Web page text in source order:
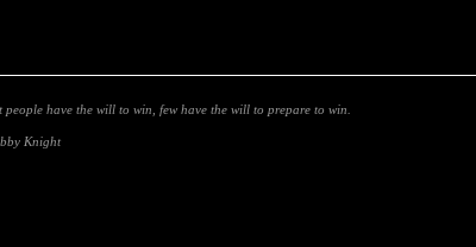
people have the will to win, few have the will to prepare to win.
Knight